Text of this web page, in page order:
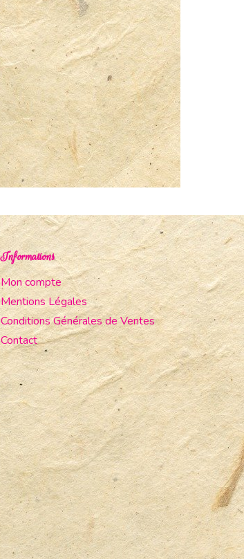
Informations
Mon compte
Mentions Légales
Conditions Générales de Ventes
Contact